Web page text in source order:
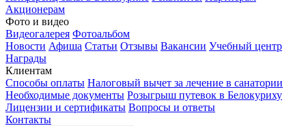
Акционерам
Фото и видео
Видеогалерея Фотоальбом
Новости Афиша Статьи Отзывы Вакансии Учебный центр
Награды
Клиентам
Способы оплаты Налоговый вычет за лечение в санатории
Необходимые документы Розыгрыш путевок в Белокуриху
Лицензии и сертификаты Вопросы и ответы
Контакты